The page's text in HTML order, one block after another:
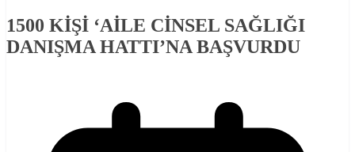
1500 KİŞİ ‘AİLE CİNSEL SAĞLIĞI
DANIŞMA HATTI’NA BAŞVURDU